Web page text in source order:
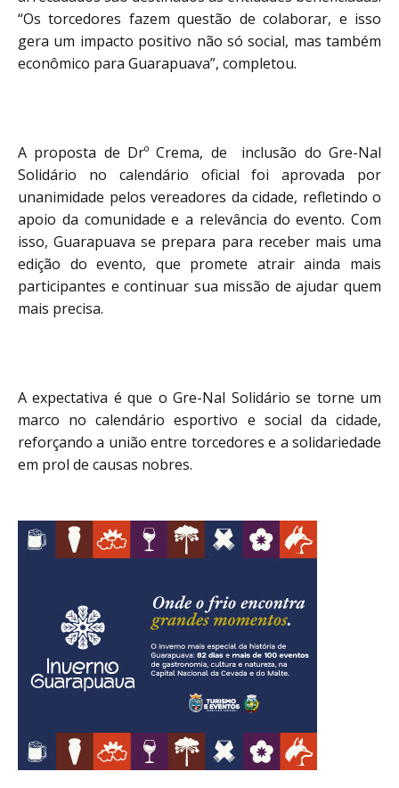
“Os torcedores fazem questão de colaborar, e isso
gera um impacto positivo não só social, mas também
econômico para Guarapuava”, completou.
A proposta de Drº Crema, de inclusão do Gre-Nal
Solidário no calendário oficial foi aprovada por
unanimidade pelos vereadores da cidade, refletindo o
apoio da comunidade e a relevância do evento. Com
isso, Guarapuava se prepara para receber mais uma
edição do evento, que promete atrair ainda mais
participantes e continuar sua missão de ajudar quem
mais precisa.
A expectativa é que o Gre-Nal Solidário se torne um
marco no calendário esportivo e social da cidade,
reforçando a união entre torcedores e a solidariedade
em prol de causas nobres.